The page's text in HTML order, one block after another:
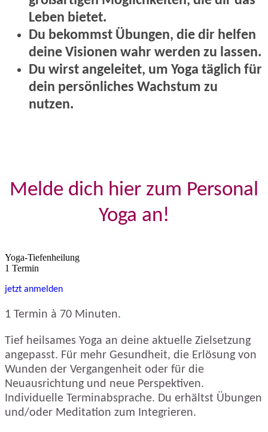
Leben bietet.
Du bekommst Übungen, die dir helfen
deine Visionen wahr werden zu lassen.
Du wirst angeleitet, um Yoga täglich für
dein persönliches Wachstum zu
nutzen.
Melde dich hier zum Personal
Yoga an!
Yoga-Tiefenheilung
1 Termin
jetzt anmelden
1 Termin à 70 Minuten.
Tief heilsames Yoga an deine aktuelle Zielsetzung
angepasst. Für mehr Gesundheit, die Erlösung von
Wunden der Vergangenheit oder für die
Neuausrichtung und neue Perspektiven.
Individuelle Terminabsprache. Du erhältst Übungen
und/oder Meditation zum Integrieren.